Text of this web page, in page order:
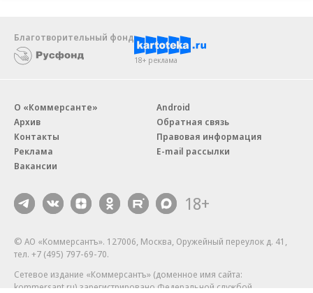
Благотворительный фонд
18+ реклама
О «Коммерсанте»
Архив
Контакты
Реклама
Вакансии
Android
Обратная связь
Правовая информация
E-mail рассылки
18+
© АО «Коммерсантъ». 127006, Москва, Оружейный переулок д. 41,
тел. +7 (495) 797-69-70.
Сетевое издание «Коммерсантъ» (доменное имя сайта:
kommersant.ru) зарегистрировано Федеральной службой